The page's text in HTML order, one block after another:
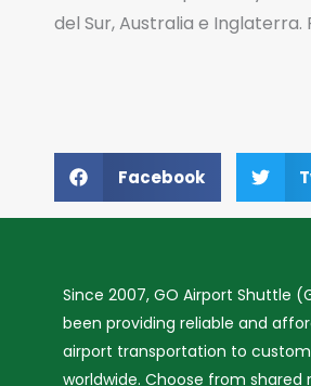
del Sur, Australia e
Facebook
Since 2007, GO Airport Shuttle
been providing reliable and
airport transportation to
worldwide. Choose from shared